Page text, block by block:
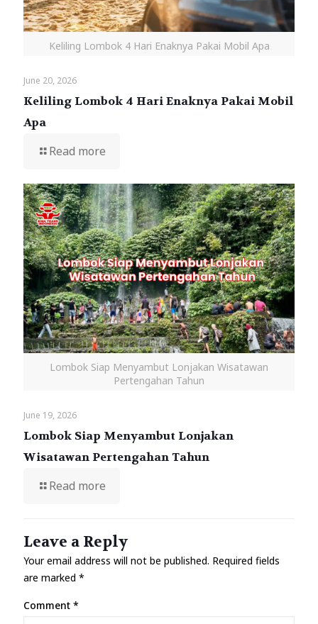
Keliling Lombok 4 Hari Enaknya Pakai Mobil Apa
June 20, 2026
Keliling Lombok 4 Hari Enaknya Pakai Mobil
Apa
Read more
Lombok Siap Menyambut Lonjakan Wisatawan
Pertengahan Tahun
June 19, 2026
Lombok Siap Menyambut Lonjakan
Wisatawan Pertengahan Tahun
Read more
Leave a Reply
Your email address will not be published. Required fields
are marked *
Comment *